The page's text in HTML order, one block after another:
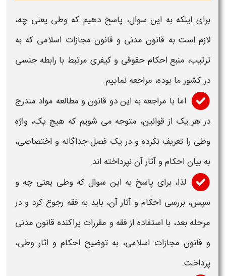
برای اینکه به این سوال، پاسخ دهیم که وطی یعنی چه،
لازم است به قانون مدنی و قانون مجازات اسلامی که به
ترتیب، منبع احکام حقوقی و کیفری مرتبط با رابطه جنسی
در کشور ما بوده، مراجعه نماییم.
اما با مراجعه به این دو قانون و مطالعه مواد مندرج
در هر یک از قوانین، متوجه می شویم که هیچ یک، واژه
وطی را تعریف نکرده و در یک فصل جداگانه و اختصاصی،
به بیاناحکام و آثارآن نپرداخته اند.
لذا، برای پاسخ به این سوال که وطی یعنی چه و
سپس، بررسی احکام و آثارآن، باید به فقه رجوع کرد و در
مرحله بعد، با استفاده از فقه و مقررات پراکنده قانون مدنی
و قانون مجازات اسلامی، به توضیح احکام و اثار وطی،
پرداخت.